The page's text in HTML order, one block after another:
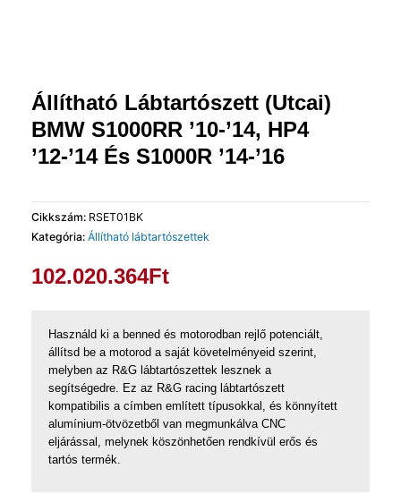
Állítható Lábtartószett (Utcai)
BMW S1000RR ’10-’14, HP4
’12-’14 És S1000R ’14-’16
Cikkszám: RSET01BK
Kategória: Állítható lábtartószettek
102.020.364Ft
Használd ki a benned és motorodban rejlő potenciált,
állítsd be a motorod a saját követelményeid szerint,
melyben az R&G lábtartószettek lesznek a
segítségedre. Ez az R&G racing lábtartószett
kompatibilis a címben említett típusokkal, és könnyített
alumínium-ötvözetből van megmunkálva CNC
eljárással, melynek köszönhetően rendkívül erős és
tartós termék.